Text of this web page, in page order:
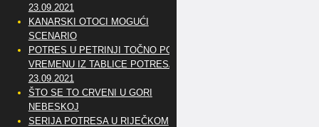
23.09.2021
KANARSKI OTOCI MOGUĆI
SCENARIO
POTRES U PETRINJI TOČNO PO
VREMENU IZ TABLICE POTRESA
23.09.2021
ŠTO SE TO CRVENI U GORI
NEBESKOJ
SERIJA POTRESA U RIJEČKOM